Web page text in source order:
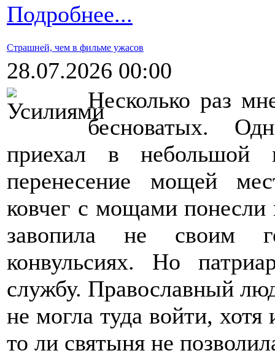
Подробнее...
Страшней, чем в фильме ужасов
28.07.2026 00:00
Несколько раз
бесноватых.
приехал в небольшой
перенесение мощей
ковчег с мощами
завопила не своим
конвульсиях. Но
службу. Православный
не могла туда войти,
то ли святыня не